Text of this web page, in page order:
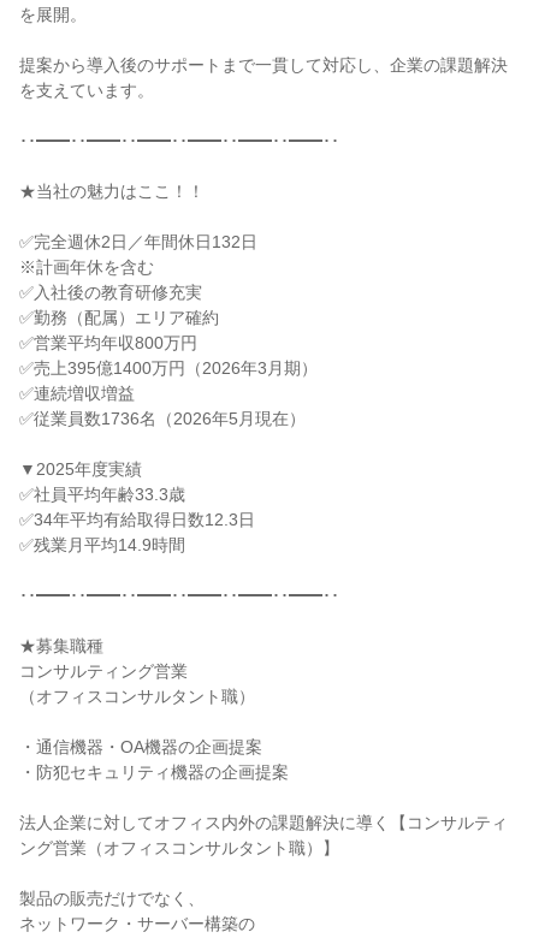
を展開。
提案から導入後のサポートまで一貫して対応し、企業の課題解決
を支えています。
･･━━･･━━･･━━･･━━･･━━･･━━･･
★当社の魅力はここ！！
✅完全週休2日／年間休日132日
※計画年休を含む
✅入社後の教育研修充実
✅勤務（配属）エリア確約
✅営業平均年収800万円
✅売上395億1400万円（2026年3月期）
✅連続増収増益
✅従業員数1736名（2026年5月現在）
▼2025年度実績
✅社員平均年齢33.3歳
✅34年平均有給取得日数12.3日
✅残業月平均14.9時間
･･━━･･━━･･━━･･━━･･━━･･━━･･
★募集職種
コンサルティング営業
（オフィスコンサルタント職）
・通信機器・OA機器の企画提案
・防犯セキュリティ機器の企画提案
法人企業に対してオフィス内外の課題解決に導く【コンサルティ
ング営業（オフィスコンサルタント職）】
製品の販売だけでなく、
ネットワーク・サーバー構築の